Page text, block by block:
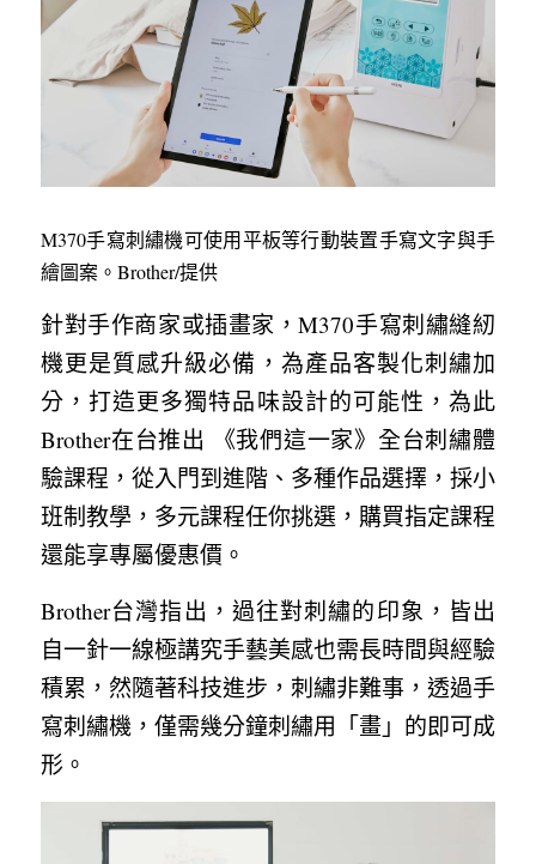
M370手寫刺繡機可使用平板等行動裝置手寫文字與手
繪圖案。Brother/提供
針對手作商家或插畫家，M370手寫刺繡縫紉
機更是質感升級必備，為產品客製化刺繡加
分，打造更多獨特品味設計的可能性，為此
Brother在台推出 《我們這一家》全台刺繡體
驗課程，從入門到進階、多種作品選擇，採小
班制教學，多元課程任你挑選，購買指定課程
還能享專屬優惠價。
Brother台灣指出，過往對刺繡的印象，皆出
自一針一線極講究手藝美感也需長時間與經驗
積累，然隨著科技進步，刺繡非難事，透過手
寫刺繡機，僅需幾分鐘刺繡用「畫」的即可成
形。